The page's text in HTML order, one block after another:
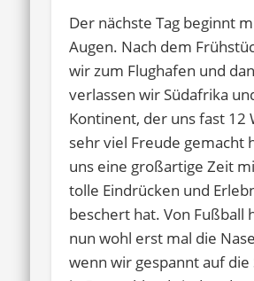
Der nächste Tag beginnt
Augen. Nach dem
wir zum Flughafen und
verlassen wir Südafrika
Kontinent, der uns fast 12
sehr viel Freude gemacht
uns eine großartige Zeit
tolle Eindrücken und
beschert hat. Von Fußball
nun wohl erst mal die
wenn wir gespannt auf